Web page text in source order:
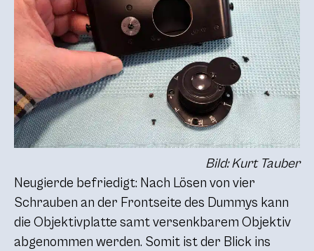
Bild: Kurt Tauber
Neugierde befriedigt: Nach Lösen von vier
Schrauben an der Frontseite des Dummys kann
die Objektivplatte samt versenkbarem Objektiv
abgenommen werden. Somit ist der Blick ins